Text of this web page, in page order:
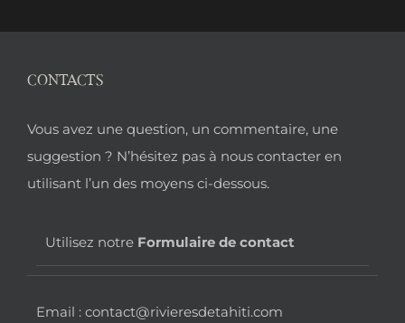
Pied
de
page
CONTACTS
Vous avez une question, un commentaire, une
suggestion ? N’hésitez pas à nous contacter en
utilisant l’un des moyens ci-dessous.
Utilisez notre Formulaire de contact
Email : contact@rivieresdetahiti.com